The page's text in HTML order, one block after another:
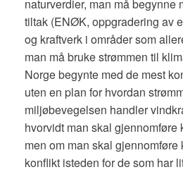
naturverdier, man må begynne
tiltak (ENØK, oppgradering av
og kraftverk i områder som
man må bruke strømmen til
Norge begynte med de mest
uten en plan for hvordan
miljøbevegelsen handler
hvorvidt man skal gjennomføre
men om man skal
konflikt isteden for de som har